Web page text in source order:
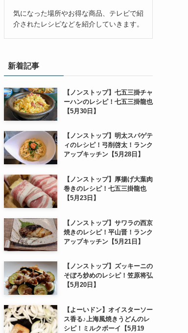
気になった場所やお得な商品、テレビで紹
介されたレシピなどを紹介していきます。
新着記事
【ノンストップ】七五三掛チャ
ーハンのレシピ！七五三掛龍也
【5月30日】
【ノンストップ】明太スパゲテ
ィのレシピ！弓削啓太！ランク
アップキッチン【5月28日】
【ノンストップ】厚揚げ大葉肉
巻きのレシピ！七五三掛龍也
【5月23日】
【ノンストップ】サワラの西京
焼きのレシピ！平山晋！ランク
アップキッチン【5月21日】
【ノンストップ】ズッキーニの
そぼろ炒めのレシピ！笠原将弘
【5月20日】
【よーいドン】オイスターソー
ス香る♪上海風焼きうどんのレ
シピ！ミルクボーイ【5月19